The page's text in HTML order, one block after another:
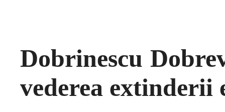
Dobrinescu
vederea extinderii